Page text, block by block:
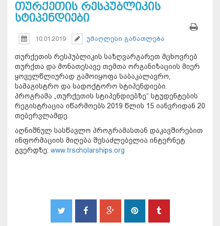
თურქეთის რესპუბლიკის
სტიპენდიები
10.01.2019 უმაღლესი განათლება
თურქეთის რესპუბლიკის საზღვარგარეთ მცხოვრებ
თურქთა და მონათესავე თემთა ორგანიზაციის მიერ
ყოველწლიურად გამოიყოფა საბაკალავრო,
სამაგისტრო და სადოქტორო სტიპენდიები.
პროგრამა „თურქეთის სტიპენდიებზე“ სტუდენტების
რეგისტრაცია იწარმოებს 2019 წლის 15 იანვრიდან 20
თებერვლამდე.
აღნიშნულ სასწავლო პროგრამასთან დაკავშირებით
ინფორმაციის მიღება შესაძლებელია ინტერნეტ
გვერდზე: www.trscholarships.org